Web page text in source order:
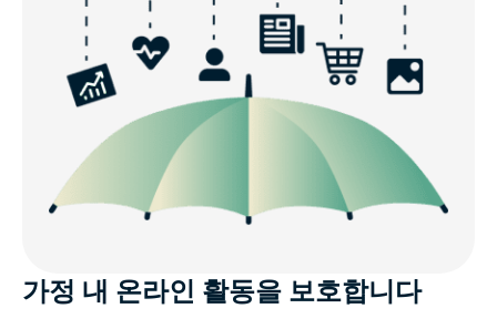
가정 내 온라인 활동을 보호합니다